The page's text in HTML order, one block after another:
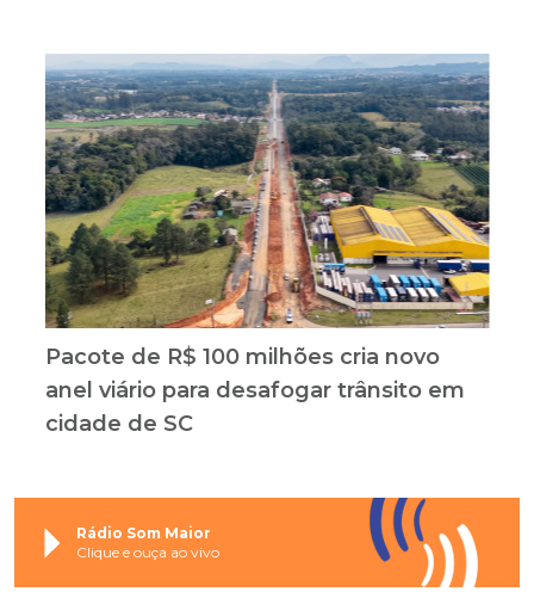
Pacote de R$ 100 milhões cria novo
anel viário para desafogar trânsito em
cidade de SC
Rádio Som Maior
Clique e ouça ao vivo